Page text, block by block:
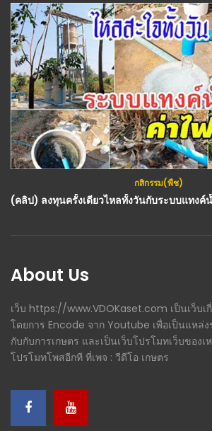
กสิกรรม(พืช)
About Us
เว็บ https://www.VDOKaset.com เป็นเว็บเ
โดยการ Encode จาก Youtube เพื่อเป็นแหล่ง
กับกับการเกษตร และเป็นเว็บโปรโมทเว็บของ
โปรโมทโพสอีกที ที่เพจ : วีดีโอ เกษตร